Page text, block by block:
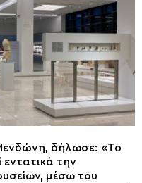
δήλωσε: «Το
εντατικά την
μέσω του